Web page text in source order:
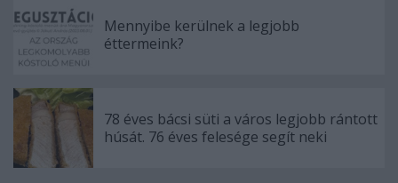
Mennyibe kerülnek a legjobb
éttermeink?
78 éves bácsi süti a város legjobb rántott
húsát. 76 éves felesége segít neki